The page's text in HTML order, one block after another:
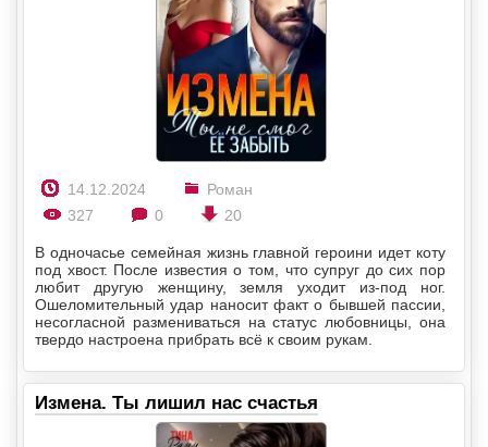
14.12.2024
Роман
327
0 20
В одночасье семейная жизнь главной героини идет коту
под хвост. После известия о том, что супруг до сих пор
любит другую женщину, земля уходит из-под ног.
Ошеломительный удар наносит факт о бывшей пассии,
несогласной размениваться на статус любовницы, она
твердо настроена прибрать всё к своим рукам.
Измена. Ты лишил нас счастья